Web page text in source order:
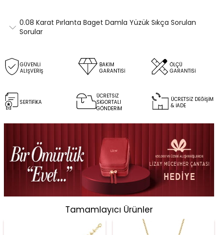
0.08 Karat Pırlanta Baget Damla Yüzük Sıkça Sorulan
Sorular
GÜVENLİ
ALIŞVERİŞ
BAKIM
GARANTİSİ
ÖLÇÜ
GARANTİSİ
SERTİFİKA
ÜCRETSİZ
SİGORTALI
GÖNDERİM
ÜCRETSİZ DEĞİŞİM
& İADE
Tamamlayıcı Ürünler